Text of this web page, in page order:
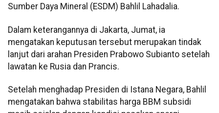
Sumber Daya Mineral (ESDM) Bahlil Lahadalia.
Dalam keterangannya di Jakarta, Jumat, ia
mengatakan keputusan tersebut merupakan tindak
lanjut dari arahan Presiden Prabowo Subianto setelah
lawatan ke Rusia dan Prancis.
Setelah menghadap Presiden di Istana Negara, Bahlil
mengatakan bahwa stabilitas harga BBM subsidi